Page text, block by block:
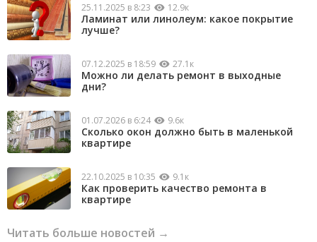
25.11.2025 в 8:23 12.9к
Ламинат или линолеум: какое покрытие
лучше?
07.12.2025 в 18:59 27.1к
Можно ли делать ремонт в выходные
дни?
01.07.2026 в 6:24 9.6к
Сколько окон должно быть в маленькой
квартире
22.10.2025 в 10:35 9.1к
Как проверить качество ремонта в
квартире
Читать больше новостей →